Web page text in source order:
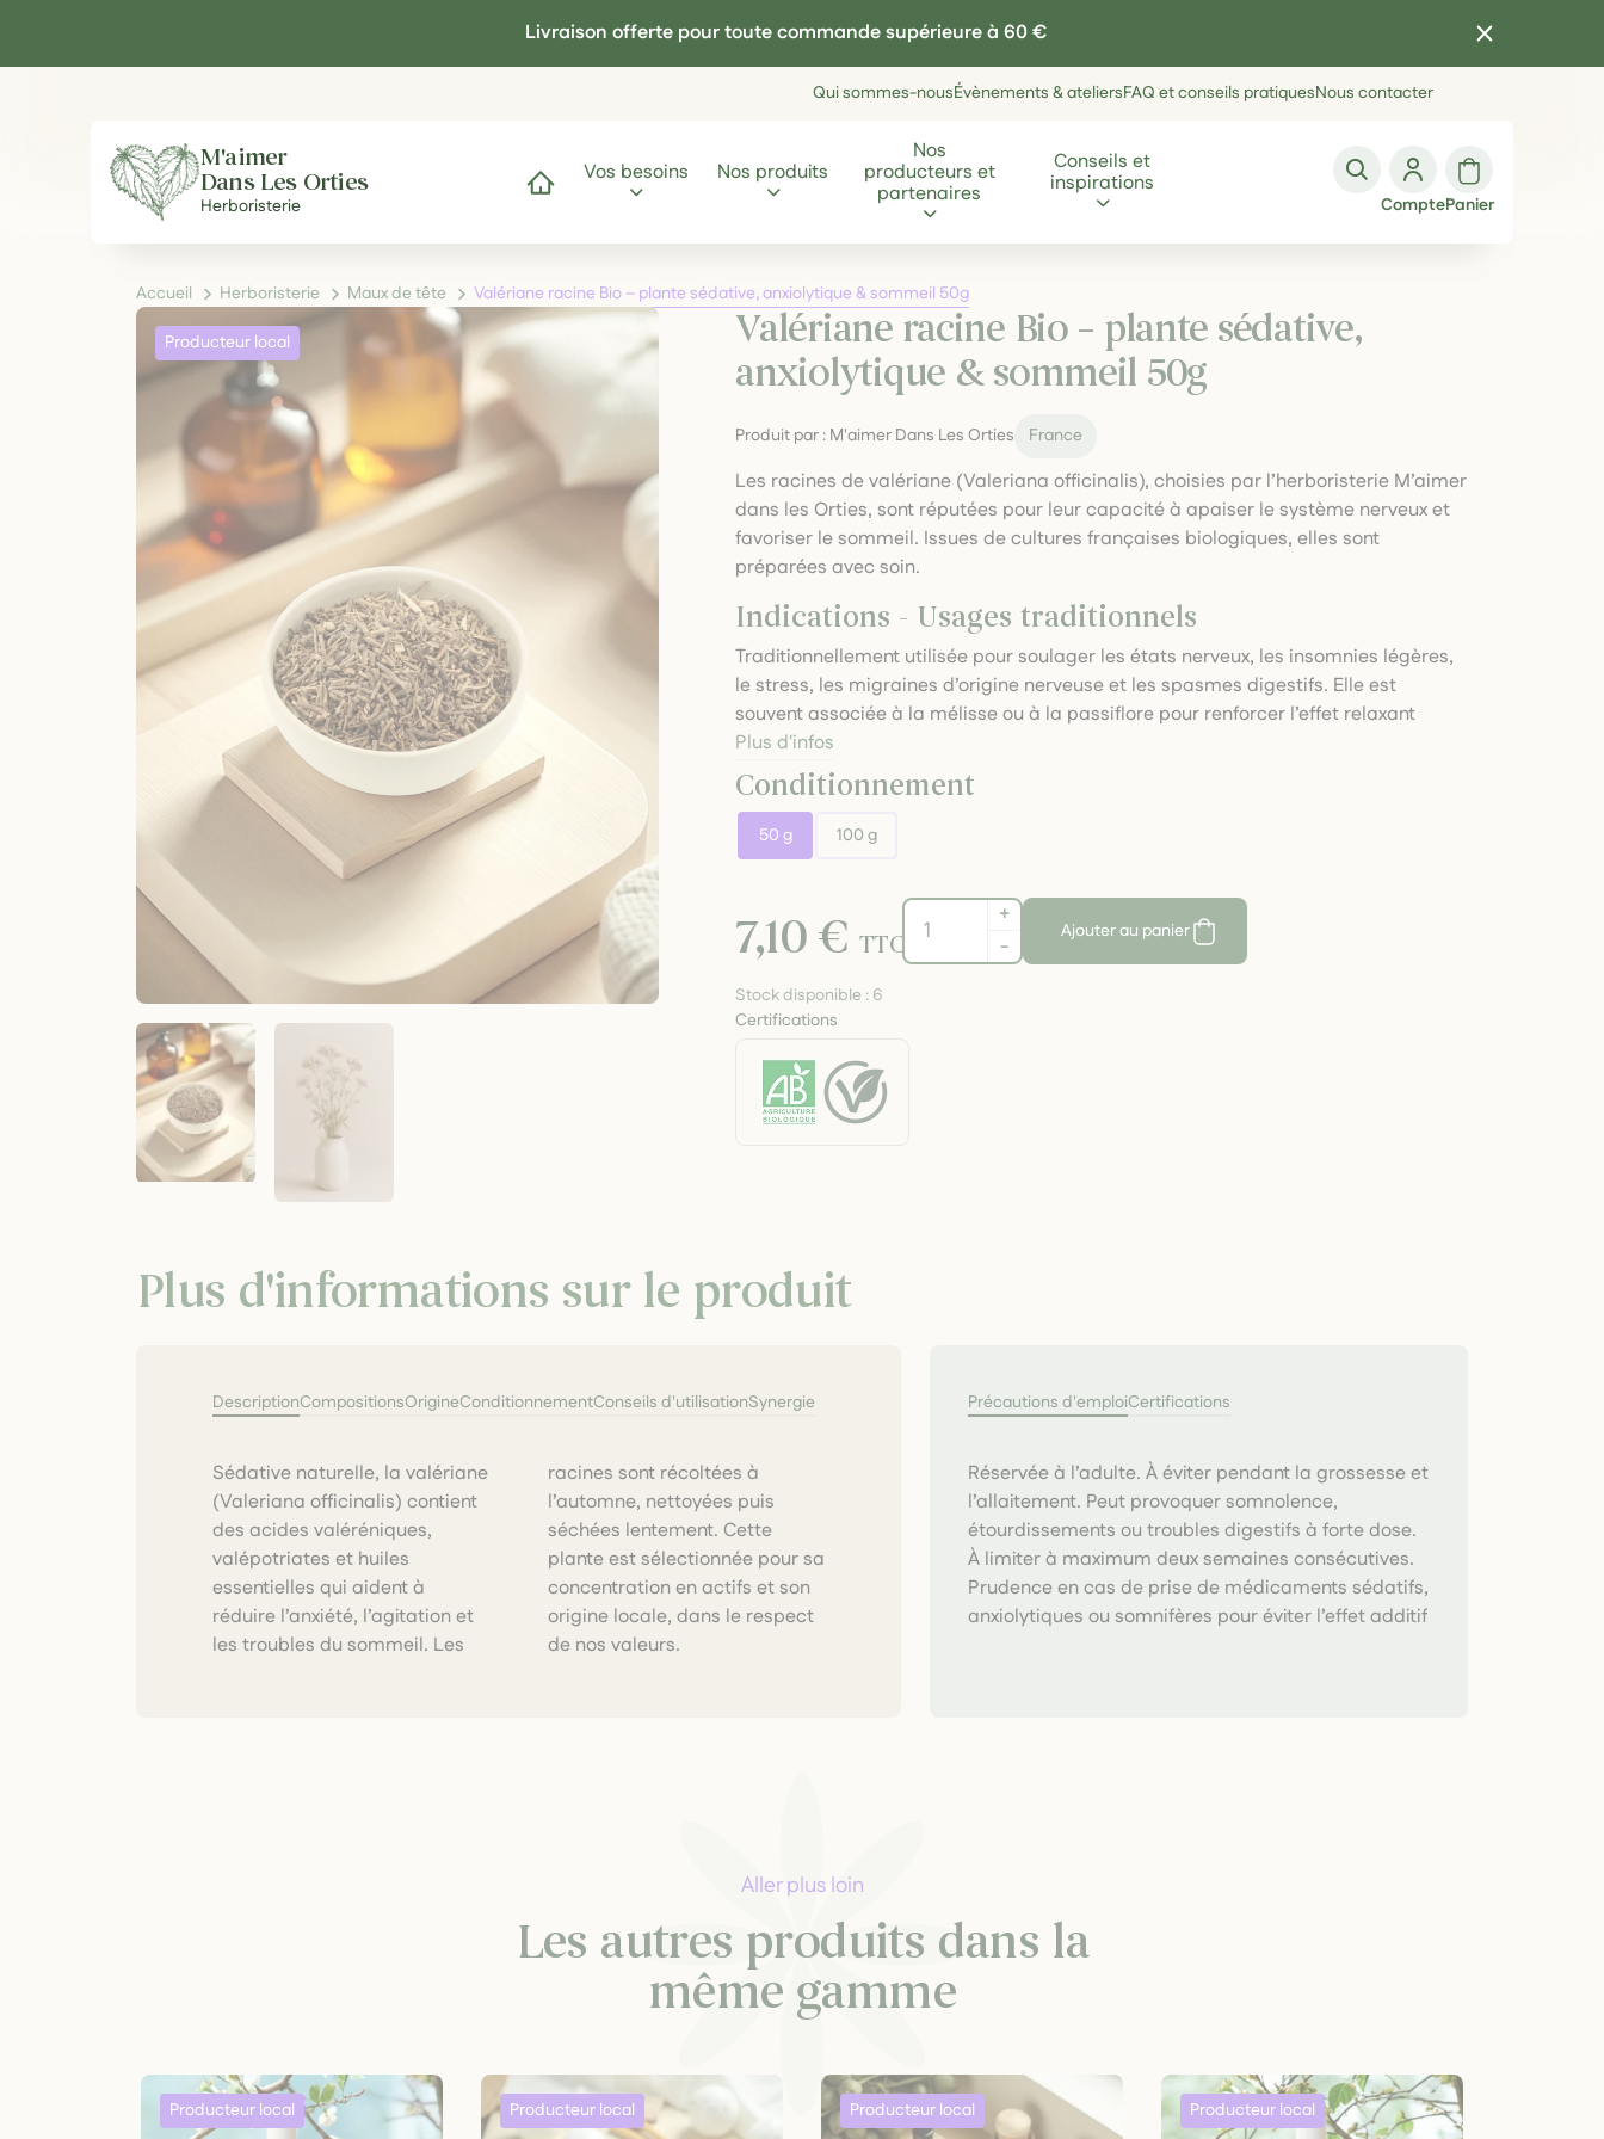
Livraison offerte pour toute commande supérieure à 60 €
Qui sommes-nousÉvènements & ateliersFAQ et conseils pratiquesNous contacter
M'aimer
Dans Les Orties
Herboristerie
Accueil
Vos besoins Nos produits
Nos
producteurs et
partenaires
Conseils et
inspirations
ComptePanier
Accueil Herboristerie Maux de tête Valériane racine Bio – plante sédative, anxiolytique & sommeil 50g
Valériane racine Bio – plante sédative,
anxiolytique & sommeil 50g
Produit par : M'aimer Dans Les Orties France
Les racines de valériane (Valeriana officinalis), choisies par l’herboristerie M’aimer
dans les Orties, sont réputées pour leur capacité à apaiser le système nerveux et
favoriser le sommeil. Issues de cultures françaises biologiques, elles sont
préparées avec soin.
Indications - Usages traditionnels
Traditionnellement utilisée pour soulager les états nerveux, les insomnies légères,
le stress, les migraines d’origine nerveuse et les spasmes digestifs. Elle est
souvent associée à la mélisse ou à la passiflore pour renforcer l’effet relaxant
Plus d'infos
Conditionnement
50 g 100 g
7,10 €TTC
+
-
Ajouter au panier
Stock disponible : 6
Certifications
Plus d'informations sur le produit
DescriptionCompositionsOrigineConditionnementConseils d'utilisationSynergie
Sédative naturelle, la valériane
(Valeriana officinalis) contient
des acides valéréniques,
valépotriates et huiles
essentielles qui aident à
réduire l’anxiété, l’agitation et
les troubles du sommeil. Les
racines sont récoltées à
l’automne, nettoyées puis
séchées lentement. Cette
plante est sélectionnée pour sa
concentration en actifs et son
origine locale, dans le respect
de nos valeurs.
Précautions d'emploiCertifications
Réservée à l’adulte. À éviter pendant la grossesse et
l’allaitement. Peut provoquer somnolence,
étourdissements ou troubles digestifs à forte dose.
À limiter à maximum deux semaines consécutives.
Prudence en cas de prise de médicaments sédatifs,
anxiolytiques ou somnifères pour éviter l’effet additif
Aller plus loin
Les autres produits dans la
même gamme